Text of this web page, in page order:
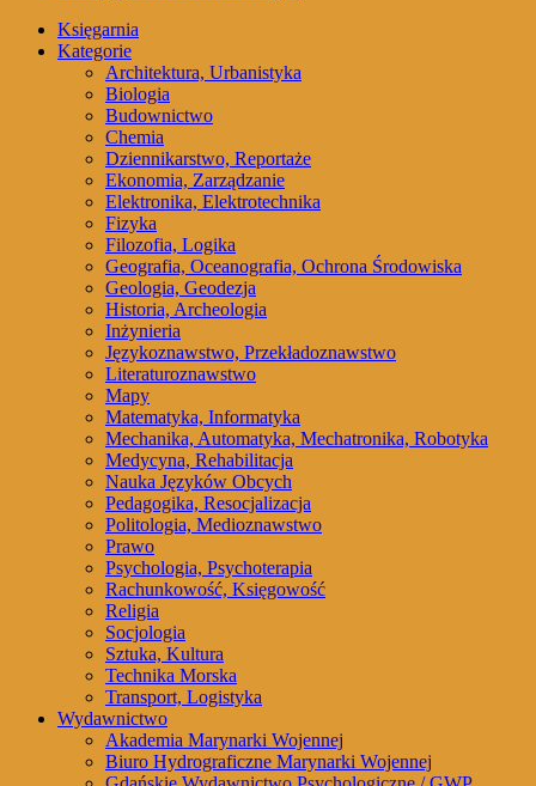
Księgarnia
Kategorie
Architektura, Urbanistyka
Biologia
Budownictwo
Chemia
Dziennikarstwo, Reportaże
Ekonomia, Zarządzanie
Elektronika, Elektrotechnika
Fizyka
Filozofia, Logika
Geografia, Oceanografia, Ochrona Środowiska
Geologia, Geodezja
Historia, Archeologia
Inżynieria
Językoznawstwo, Przekładoznawstwo
Literaturoznawstwo
Mapy
Matematyka, Informatyka
Mechanika, Automatyka, Mechatronika, Robotyka
Medycyna, Rehabilitacja
Nauka Języków Obcych
Pedagogika, Resocjalizacja
Politologia, Medioznawstwo
Prawo
Psychologia, Psychoterapia
Rachunkowość, Księgowość
Religia
Socjologia
Sztuka, Kultura
Technika Morska
Transport, Logistyka
Wydawnictwo
Akademia Marynarki Wojennej
Biuro Hydrograficzne Marynarki Wojennej